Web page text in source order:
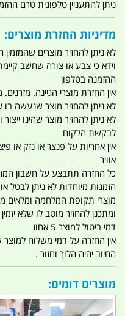
ניתן להתעניין טלפונית טרם ההזמנה
מדיניות החזרת מוצרים:
לא ניתן להחזיר מוצרים
וידא כי צבע או צורה שחשב
ההזמנה בטלפון
אין החזרת מוצרי הגיינה.
לא ניתן להחזיר מוצר שנעשה בו
לא ניתן להחזיר מוצר שהינו
לבקשת הלקוח
אין אחריות על פנצר או נזק או
אוויר
כל החזרה תתבצע על חשבון
הזמנות מיוחדות לא ניתן לבטל
מוצרי תקופת המלחמה ומלאים
ומתכנן להחזיר מוטב לו שלא יזמין
דמי ביטול למוצר 5 אחוז
אין החזרה על דמי משלוח
החיוב יהיה הלוך וחזור .
מוצרים דומים: